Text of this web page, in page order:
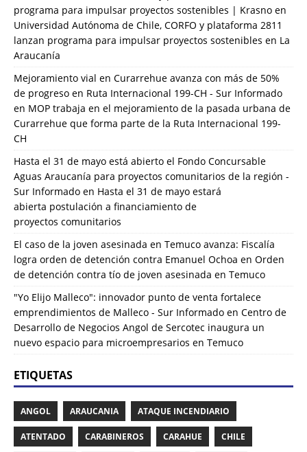
programa para impulsar proyectos sostenibles | Krasno en
Universidad Autónoma de Chile, CORFO y plataforma 2811
lanzan programa para impulsar proyectos sostenibles en La
Araucanía
Mejoramiento vial en Curarrehue avanza con más de 50%
de progreso en Ruta Internacional 199-CH - Sur Informado
en MOP trabaja en el mejoramiento de la pasada urbana de
Curarrehue que forma parte de la Ruta Internacional 199-
CH
Hasta el 31 de mayo está abierto el Fondo Concursable
Aguas Araucanía para proyectos comunitarios de la región -
Sur Informado en Hasta el 31 de mayo estará
abierta postulación a financiamiento de
proyectos comunitarios
El caso de la joven asesinada en Temuco avanza: Fiscalía
logra orden de detención contra Emanuel Ochoa en Orden
de detención contra tío de joven asesinada en Temuco
"Yo Elijo Malleco": innovador punto de venta fortalece
emprendimientos de Malleco - Sur Informado en Centro de
Desarrollo de Negocios Angol de Sercotec inaugura un
nuevo espacio para microempresarios en Temuco
ETIQUETAS
ANGOL ARAUCANIA ATAQUE INCENDIARIO
ATENTADO CARABINEROS CARAHUE CHILE